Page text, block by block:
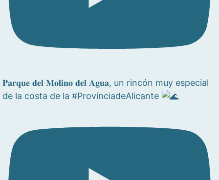
𝐏𝐚𝐫𝐪𝐮𝐞 𝐝𝐞𝐥 𝐌𝐨𝐥𝐢𝐧𝐨 𝐝𝐞𝐥 𝐀𝐠𝐮𝐚, un rincón muy especial
de la costa de la #ProvinciadeAlicante